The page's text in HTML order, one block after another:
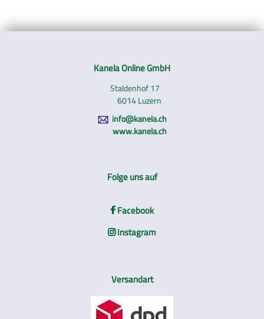
Kanela Online GmbH
Staldenhof 17
6014 Luzern
info@kanela.ch
www.kanela.ch
Folge uns auf
Facebook
Instagram
Versandart